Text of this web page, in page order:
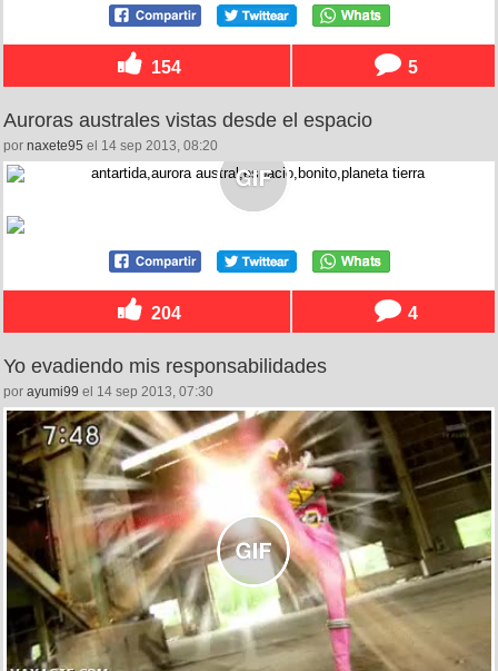
154 5
Auroras australes vistas desde el espacio
por naxete95 el 14 sep 2013, 08:20
204 4
Yo evadiendo mis responsabilidades
por ayumi99 el 14 sep 2013, 07:30